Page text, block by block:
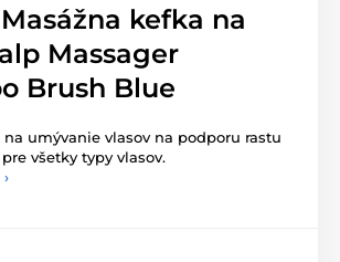
kefka na
Massager
Brush Blue
na umývanie vlasov na podporu rastu
všetky typy vlasov.